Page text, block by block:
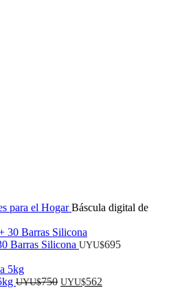
para el HogarBáscula digital de
Barras Silicona UYU$695
UYU$750 El
UYU$562